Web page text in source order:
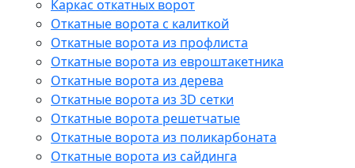
Каркас откатных ворот
Откатные ворота с калиткой
Откатные ворота из профлиста
Откатные ворота из евроштакетника
Откатные ворота из дерева
Откатные ворота из 3D сетки
Откатные ворота решетчатые
Откатные ворота из поликарбоната
Откатные ворота из сайдинга